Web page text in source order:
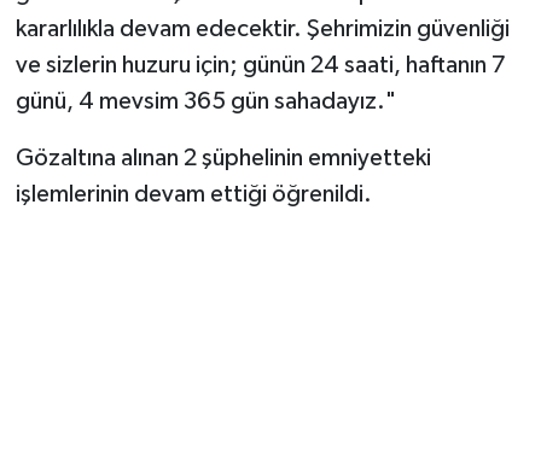
kararlılıkla devam edecektir. Şehrimizin güvenliği
ve sizlerin huzuru için; günün 24 saati, haftanın 7
günü, 4 mevsim 365 gün sahadayız."
Gözaltına alınan 2 şüphelinin emniyetteki
işlemlerinin devam ettiği öğrenildi.